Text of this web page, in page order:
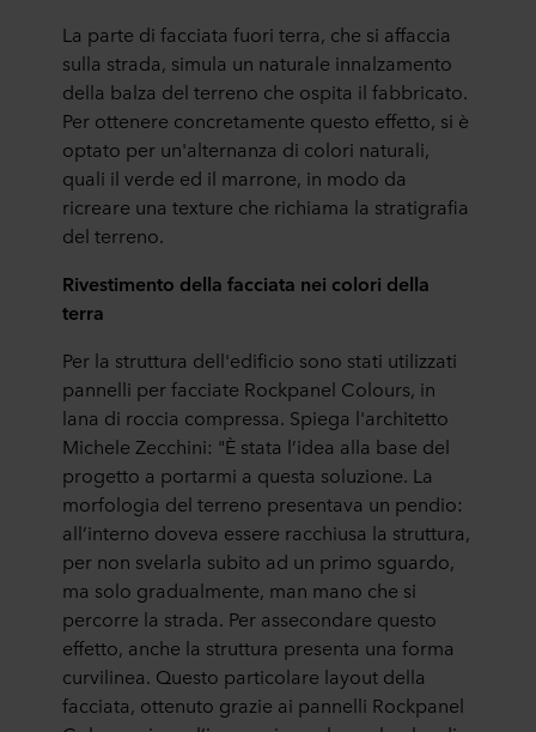
La parte di facciata fuori terra, che si affaccia
sulla strada, simula un naturale innalzamento
della balza del terreno che ospita il fabbricato.
Per ottenere concretamente questo effetto, si è
optato per un'alternanza di colori naturali,
quali il verde ed il marrone, in modo da
ricreare una texture che richiama la stratigrafia
del terreno.
Rivestimento della facciata nei colori della
terra
Per la struttura dell'edificio sono stati utilizzati
pannelli per facciate Rockpanel Colours, in
lana di roccia compressa. Spiega l'architetto
Michele Zecchini: "È stata l’idea alla base del
progetto a portarmi a questa soluzione. La
morfologia del terreno presentava un pendio:
all’interno doveva essere racchiusa la struttura,
per non svelarla subito ad un primo sguardo,
ma solo gradualmente, man mano che si
percorre la strada. Per assecondare questo
effetto, anche la struttura presenta una forma
curvilinea. Questo particolare layout della
facciata, ottenuto grazie ai pannelli Rockpanel